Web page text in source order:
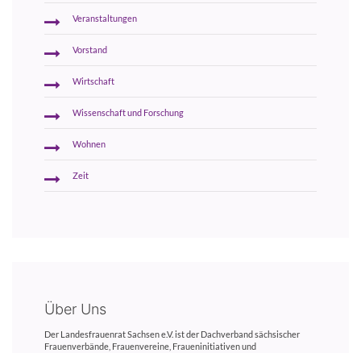
Veranstaltungen
Vorstand
Wirtschaft
Wissenschaft und Forschung
Wohnen
Zeit
Über Uns
Der Landesfrauenrat Sachsen e.V. ist der Dachverband sächsischer
Frauenverbände, Frauenvereine, Fraueninitiativen und